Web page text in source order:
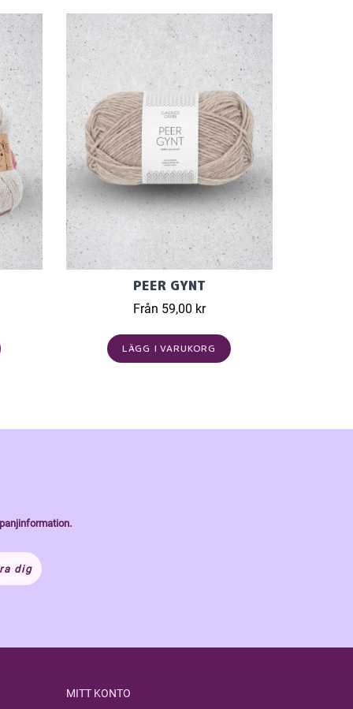
PEER GYNT
Från 59,00 kr
LÄGG I VARUKORG
dig
MITT KONTO